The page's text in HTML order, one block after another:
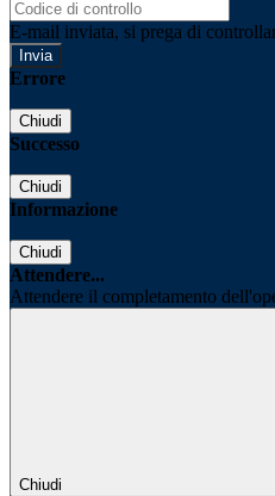
E-mail inviata, si prega di
Errore
Chiudi
Successo
Chiudi
Informazione
Chiudi
Attendere...
Attendere il completamento
Chiudi